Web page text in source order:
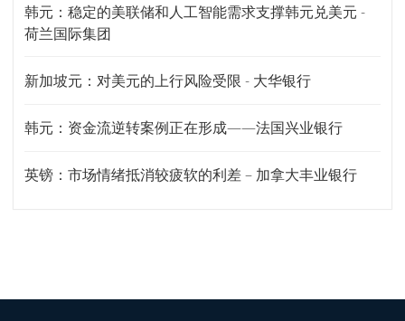
韩元：稳定的美联储和人工智能需求支撑韩元兑美元 -
荷兰国际集团
新加坡元：对美元的上行风险受限 - 大华银行
韩元：资金流逆转案例正在形成——法国兴业银行
英镑：市场情绪抵消较疲软的利差 – 加拿大丰业银行